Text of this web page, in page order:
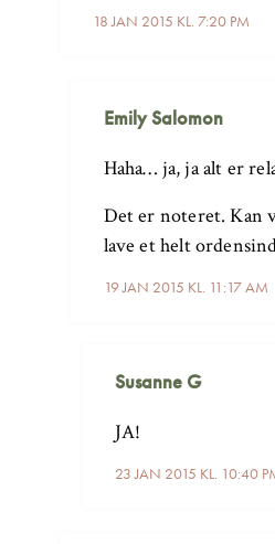
18 JAN 2015 KL. 7:20 PM
Emily Salomon
19 JAN 2015 KL. 11:17 AM
Haha… ja, ja alt er
Det er noteret. Kan
lave et helt
Susanne G
23 JAN 2015 KL. 10:40
JA!